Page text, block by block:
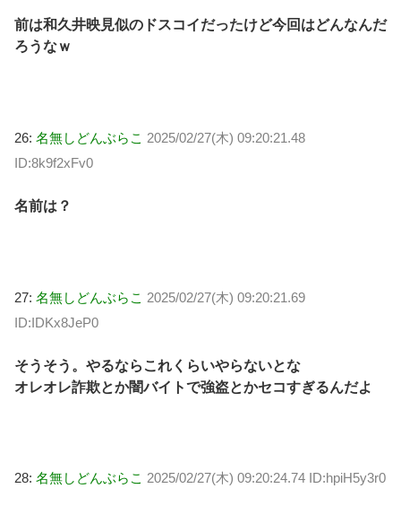
前は和久井映見似のドスコイだったけど今回はどんなんだ
ろうなｗ
26: 名無しどんぶらこ 2025/02/27(木) 09:20:21.48
ID:8k9f2xFv0
名前は？
27: 名無しどんぶらこ 2025/02/27(木) 09:20:21.69
ID:IDKx8JeP0
そうそう。やるならこれくらいやらないとな
オレオレ詐欺とか闇バイトで強盗とかセコすぎるんだよ
28: 名無しどんぶらこ 2025/02/27(木) 09:20:24.74 ID:hpiH5y3r0